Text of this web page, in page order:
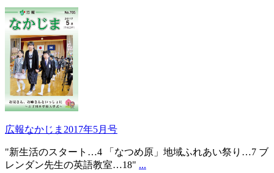
広報なかじま2017年5月号
"新生活のスタート…4 「なつめ原」地域ふれあい祭り…7 ブ
レンダン先生の英語教室…18" ...